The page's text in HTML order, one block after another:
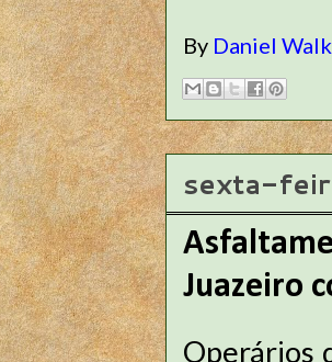
By Daniel
sexta-
Juazeiro
Operários